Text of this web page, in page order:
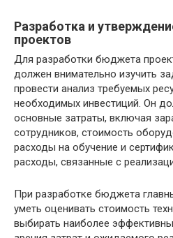
Разработка и
проектов
Для разработки бюджета
должен внимательно изучить
провести анализ требуемых
необходимых инвестиций. Он
основные затраты, включая
сотрудников, стоимость
расходы на обучение и
расходы, связанные с
При разработке бюджета
уметь оценивать стоимость
выбирать наиболее